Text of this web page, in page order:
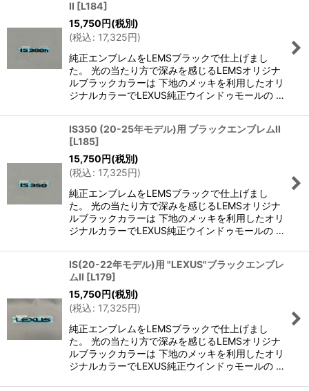
II [L184]
15,750円(税別)
(税込: 17,325円)
純正エンブレムをLEMSブラックで仕上げまし
た。 光の当たり方で深みを感じるLEMSオリジナ
ルブラックカラーは 下地のメッキを利用したオリ
ジナルカラーでLEXUS純正ウインドゥモールの …
IS350 (20-25年モデル)用 ブラックエンブレムII
[L185]
15,750円(税別)
(税込: 17,325円)
純正エンブレムをLEMSブラックで仕上げまし
た。 光の当たり方で深みを感じるLEMSオリジナ
ルブラックカラーは 下地のメッキを利用したオリ
ジナルカラーでLEXUS純正ウインドゥモールの …
IS(20-22年モデル)用 "LEXUS"ブラックエンブレ
ムII [L179]
15,750円(税別)
(税込: 17,325円)
純正エンブレムをLEMSブラックで仕上げまし
た。 光の当たり方で深みを感じるLEMSオリジナ
ルブラックカラーは 下地のメッキを利用したオリ
ジナルカラーでLEXUS純正ウインドゥモールの …